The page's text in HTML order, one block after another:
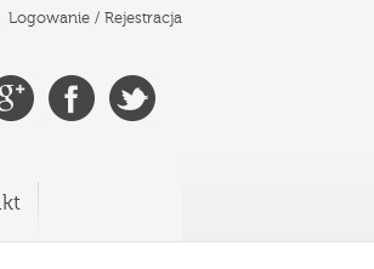
Logowanie / Rejestracja